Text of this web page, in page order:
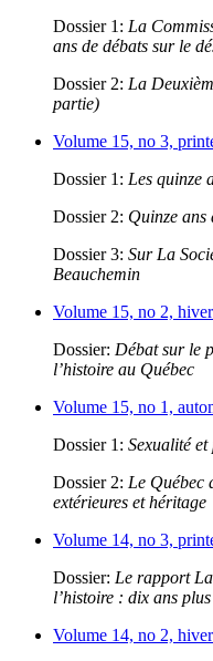
Dossier 1: La
ans de débats sur le
Dossier 2: La
partie)
Volume 15, no 3,
Dossier 1: Les quinze
Dossier 2: Quinze ans
Dossier 3: Sur La
Beauchemin
Volume 15, no 2,
Dossier: Débat sur le
l’histoire au Québec
Volume 15, no 1,
Dossier 1: Sexualité
Dossier 2: Le Québec
extérieures et héritage
Volume 14, no 3,
Dossier: Le rapport
l’histoire : dix ans
Volume 14, no 2,